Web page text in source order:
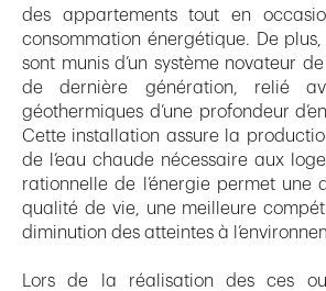
des appartements tout en
consommation énergétique. De
sont munis d’un système novateur
de dernière génération, relié
géothermiques d’une profondeur
Cette installation assure la
de l’eau chaude nécessaire aux
rationnelle de l’énergie permet une
qualité de vie, une meilleure
diminution des atteintes à
Lors de la réalisation des ces